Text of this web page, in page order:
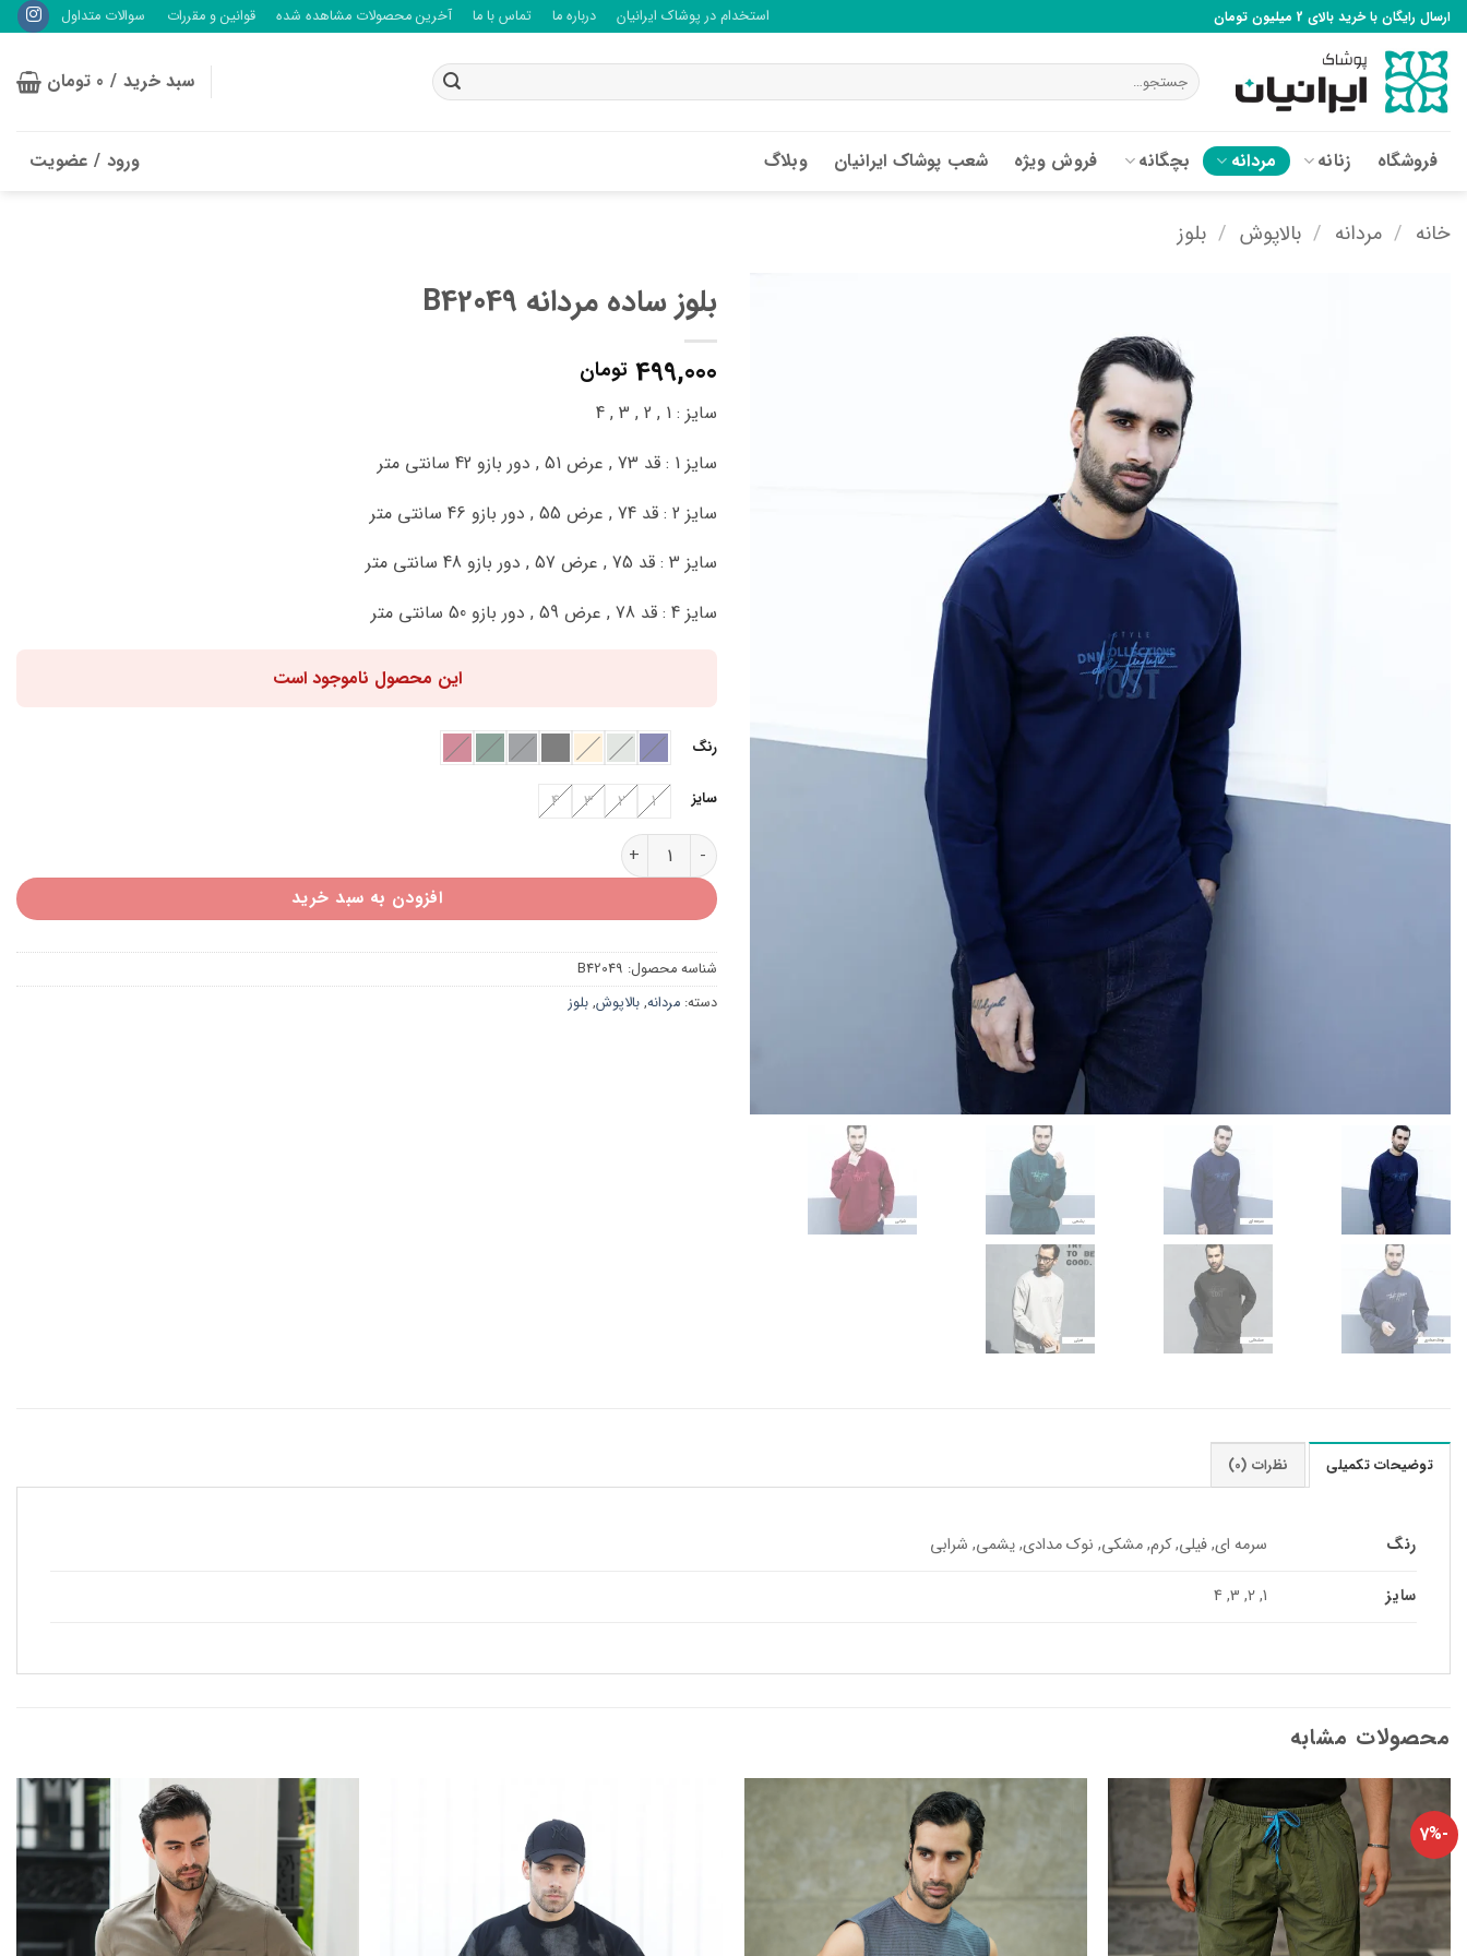
Skip
to
content
ارسال رایگان با خرید بالای 2 میلیون تومان استخدام در پوشاک ایرانیان درباره ما تماس با ما آخرین محصولات مشاهده شده قوانین و مقررات سوالات متداول
جستجو
برای:
سبد خرید / 0 تومان
فروشگاه زنانه مردانه بچگانه فروش ویژه شعب پوشاک ایرانیان وبلاگ ورود / عضویت
خانه / مردانه / بالاپوش / بلوز
بلوز ساده مردانه B42049
499,000 تومان
سایز : 1 , 2 , 3 , 4
سایز 1 : قد 73 , عرض 51 , دور بازو 42 سانتی متر
سایز 2 : قد 74 , عرض 55 , دور بازو 46 سانتی متر
سایز 3 : قد 75 , عرض 57 , دور بازو 48 سانتی متر
سایز 4 : قد 78 , عرض 59 , دور بازو 50 سانتی متر
این محصول ناموجود است
رنگ
سایز 1
2
3
4
بلوز ساده مردانه B42049 عدد
افزودن به سبد خرید
شناسه محصول: B42049
دسته: مردانه, بالاپوش, بلوز
توضیحات تکمیلی نظرات (0)
رنگ سرمه ای, فیلی, کرم, مشکی, نوک مدادی, یشمی, شرابی
سایز 1, 2, 3, 4
محصولات مشابه
-7%